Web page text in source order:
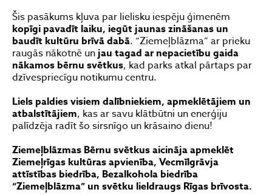
Šis pasākums kļuva par lielisku iespēju ģimenēm
kopīgi pavadīt laiku, iegūt jaunas zināšanas un
baudīt kultūru brīvā dabā. “Ziemeļblāzma” ar prieku
raugās nākotnē unjau tagad ar nepacietību gaida
nākamos bērnu svētkus, kad parks atkal pārtaps par
dzīvespriecīgu notikumu centru.
Liels paldies visiem dalībniekiem, apmeklētājiem un
atbalstītājiem, kas ar savu klātbūtni un enerģiju
palīdzēja radīt šo sirsnīgo un krāsaino dienu!
Ziemeļblāzmas Bērnu svētkus aicināja apmeklēt
Ziemeļrīgas kultūras apvienība, Vecmīlgrāvja
attīstības biedrība, Bezalkohola biedrība
“Ziemeļblāzma” un svētku lieldraugs Rīgas brīvosta.